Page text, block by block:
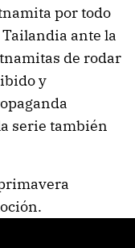
por todo
ante la
de rodar
y
serie también